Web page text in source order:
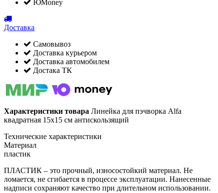
ЮMoney
Доставка
Самовывоз
Доставка курьером
Доставка автомобилем
Достака ТК
Характеристики товара Линейка для пэчворка Alfa
квадратная 15х15 см антискользящий
Технические характеристики
Материал
пластик
ПЛАСТИК – это прочный, износостойкий материал. Не
ломается, не сгибается в процессе эксплуатации. Нанесенные
надписи сохраняют качество при длительном использовании.